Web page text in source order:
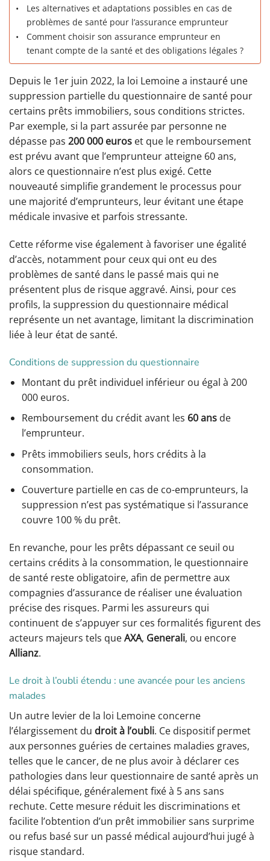
Les alternatives et adaptations possibles en cas de
problèmes de santé pour l’assurance emprunteur
Comment choisir son assurance emprunteur en
tenant compte de la santé et des obligations légales ?
Depuis le 1er juin 2022, la loi Lemoine a instauré une
suppression partielle du questionnaire de santé pour
certains prêts immobiliers, sous conditions strictes.
Par exemple, si la part assurée par personne ne
dépasse pas 200 000 euros et que le remboursement
est prévu avant que l’emprunteur atteigne 60 ans,
alors ce questionnaire n’est plus exigé. Cette
nouveauté simplifie grandement le processus pour
une majorité d’emprunteurs, leur évitant une étape
médicale invasive et parfois stressante.
Cette réforme vise également à favoriser une égalité
d’accès, notamment pour ceux qui ont eu des
problèmes de santé dans le passé mais qui ne
présentent plus de risque aggravé. Ainsi, pour ces
profils, la suppression du questionnaire médical
représente un net avantage, limitant la discrimination
liée à leur état de santé.
Conditions de suppression du questionnaire
Montant du prêt individuel inférieur ou égal à 200
000 euros.
Remboursement du crédit avant les 60 ansde
l’emprunteur.
Prêts immobiliers seuls, hors crédits à la
consommation.
Couverture partielle en cas de co-emprunteurs, la
suppression n’est pas systématique si l’assurance
couvre 100 % du prêt.
En revanche, pour les prêts dépassant ce seuil ou
certains crédits à la consommation, le questionnaire
de santé reste obligatoire, afin de permettre aux
compagnies d’assurance de réaliser une évaluation
précise des risques. Parmi les assureurs qui
continuent de s’appuyer sur ces formalités figurent des
acteurs majeurs tels queAXA, Generali, ou encore
Allianz.
Le droit à l’oubli étendu : une avancée pour les anciens
malades
Un autre levier de la loi Lemoine concerne
l’élargissement du droit à l’oubli. Ce dispositif permet
aux personnes guéries de certaines maladies graves,
telles que le cancer, de ne plus avoir à déclarer ces
pathologies dans leur questionnaire de santé après un
délai spécifique, généralement fixé à 5 ans sans
rechute. Cette mesure réduit les discriminations et
facilite l’obtention d’un prêt immobilier sans surprime
ou refus basé sur un passé médical aujourd’hui jugé à
risque standard.